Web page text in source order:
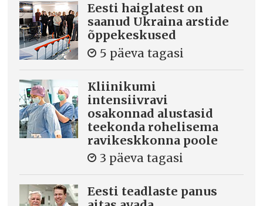
Eesti haiglatest on
saanud Ukraina arstide
õppekeskused
5 päeva tagasi
Kliinikumi
intensiivravi
osakonnad alustasid
teekonda rohelisema
ravikeskkonna poole
3 päeva tagasi
Eesti teadlaste panus